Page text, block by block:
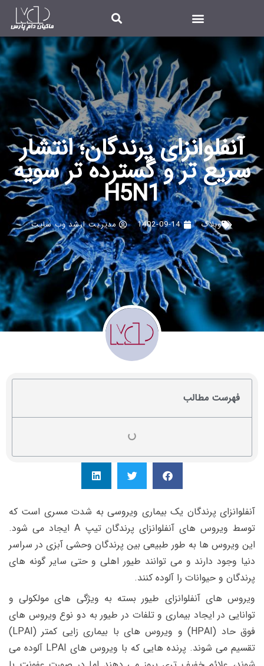
آنفلوانزای پرندگان؛ انتشار
سریع تر و گسترده تر سویه
H5N1
وبلاگ 1402-09-14 مدیریت ارشد وب سایت
فهرست مطالب
آنفلوانزای پرندگان یک بیماری ویروسی به شدت مسری است که
توسط ویروس های آنفلوانزای پرندگان تیپ A ایجاد می شود.
این ویروس ها به طور طبیعی بین پرندگان وحشی آبزی در سراسر
دنیا وجود دارند و می توانند طیور اهلی و حتی سایر گونه های
پرندگان و حیوانات را آلوده کنند.
ویروس های آنفلوانزای طیور بسته به ویژگی های مولکولی و
توانایی در ایجاد بیماری و تلفات در طیور به دو نوع ویروس های
فوق حاد (HPAI) و ویروس های با بیماری زایی کمتر (LPAI)
تقسیم می شوند. پرنده هایی که با ویروس های LPAI آلوده می